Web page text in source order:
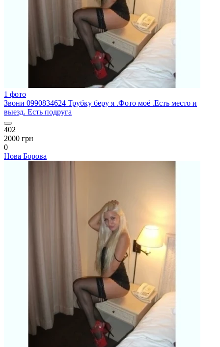
1 фото
Звони 0990834624 Трубку беру я .Фото моё .Есть место и
выезд. Есть подруга
402
2000 грн
0
Нова Борова